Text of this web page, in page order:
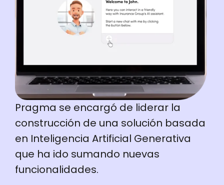
Pragma se encargó de liderar la
construcción de una solución basada
en Inteligencia Artificial Generativa
que ha ido sumando nuevas
funcionalidades.